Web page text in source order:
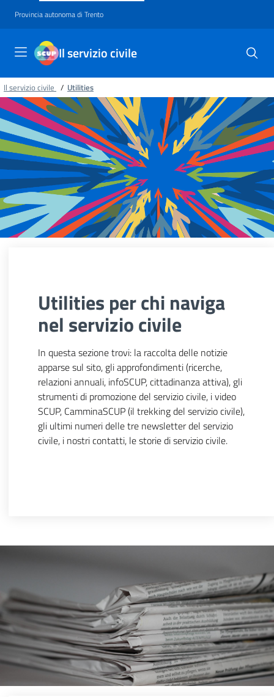
Provincia autonoma di Trento
Il servizio civile
Il servizio civile / Utilities
Utilities per chi naviga
nel servizio civile
In questa sezione trovi: la raccolta delle notizie
apparse sul sito, gli approfondimenti (ricerche,
relazioni annuali, infoSCUP, cittadinanza attiva), gli
strumenti di promozione del servizio civile, i video
SCUP, CamminaSCUP (il trekking del servizio civile),
gli ultimi numeri delle tre newsletter del servizio
civile, i nostri contatti, le storie di servizio civile.